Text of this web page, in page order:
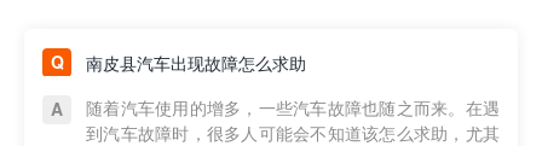
南皮县汽车出现故障怎么求助
随着汽车使用的增多，一些汽车故障也随之而来。在遇
到汽车故障时，很多人可能会不知道该怎么求助，尤其